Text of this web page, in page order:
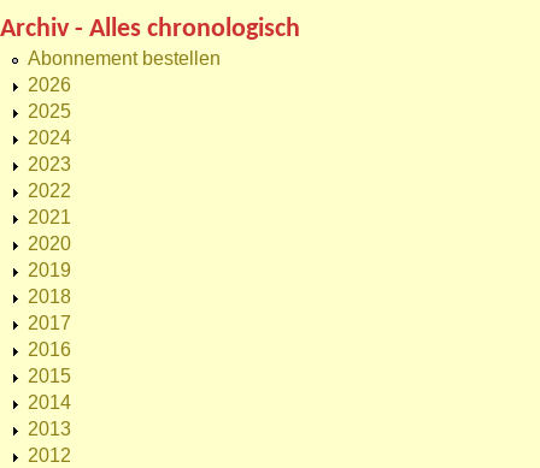
Archiv - Alles chronologisch
Abonnement bestellen
2026
2025
2024
2023
2022
2021
2020
2019
2018
2017
2016
2015
2014
2013
2012